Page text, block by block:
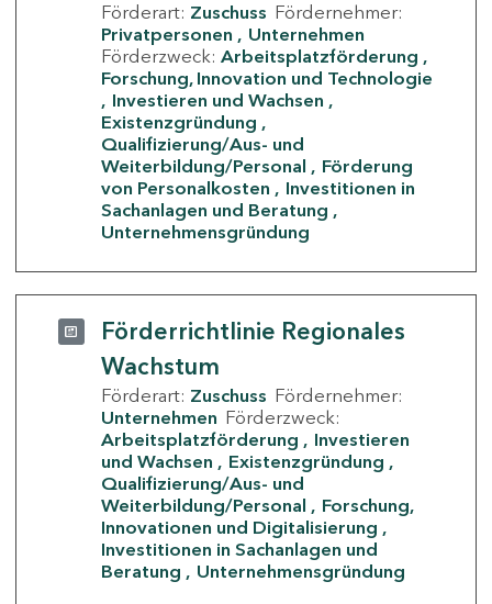
Förderart: Zuschuss Fördernehmer:
Privatpersonen
Unternehmen
Förderzweck: Arbeitsplatzförderung
Forschung, Innovation und Technologie
Investieren und Wachsen
Existenzgründung
Qualifizierung/Aus- und
Weiterbildung/Personal
Förderung
von Personalkosten
Investitionen in
Sachanlagen und Beratung
Unternehmensgründung
Förderrichtlinie Regionales
Wachstum
Förderart: Zuschuss Fördernehmer:
Unternehmen Förderzweck:
Arbeitsplatzförderung
Investieren
und Wachsen
Existenzgründung
Qualifizierung/Aus- und
Weiterbildung/Personal
Forschung,
Innovationen und Digitalisierung
Investitionen in Sachanlagen und
Beratung
Unternehmensgründung